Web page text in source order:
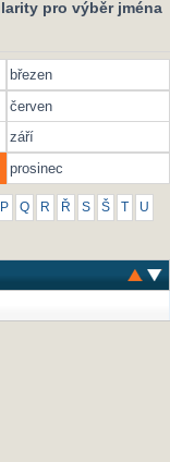
pro výběr jména
březen
červen
září
prosinec
P Q R Ř S Š U